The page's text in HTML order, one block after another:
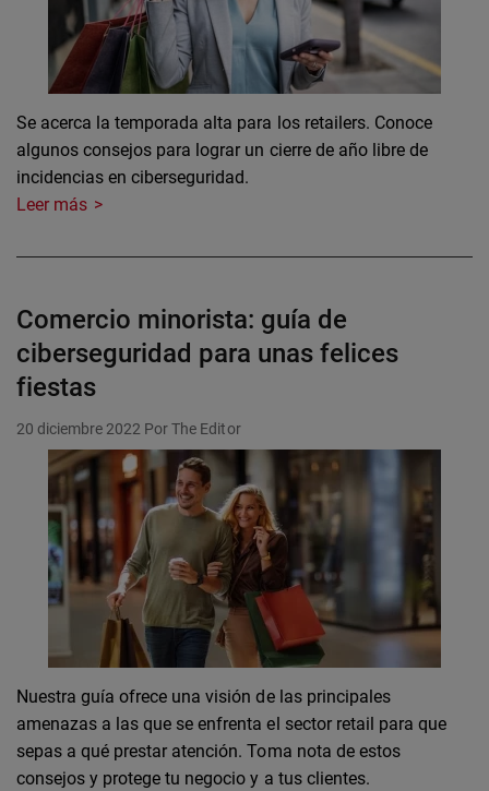
Se acerca la temporada alta para los retailers. Conoce
algunos consejos para lograr un cierre de año libre de
incidencias en ciberseguridad.
Leer más
Comercio minorista: guía de
ciberseguridad para unas felices
fiestas
20 diciembre 2022 Por The Editor
Nuestra guía ofrece una visión de las principales
amenazas a las que se enfrenta el sector retail para que
sepas a qué prestar atención. Toma nota de estos
consejos y protege tu negocio y a tus clientes.